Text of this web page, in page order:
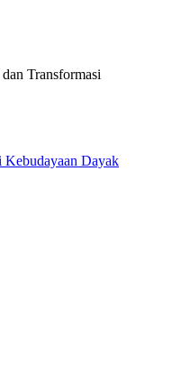
Transformasi
Kebudayaan Dayak